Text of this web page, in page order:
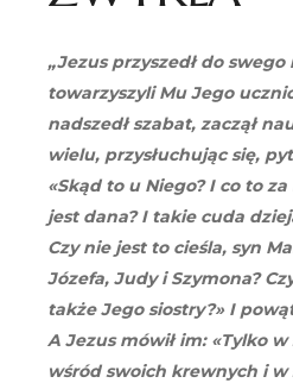
„Jezus przyszedł do
towarzyszyli Mu Jego
nadszedł szabat, zaczął
wielu, przysłuchując się,
«Skąd to u Niego? I co to
jest dana? I takie cuda
Czy nie jest to cieśla, syn
Józefa, Judy i Szymona?
także Jego siostry?» I
A Jezus mówił im: «Tylko
wśród swoich krewnych i